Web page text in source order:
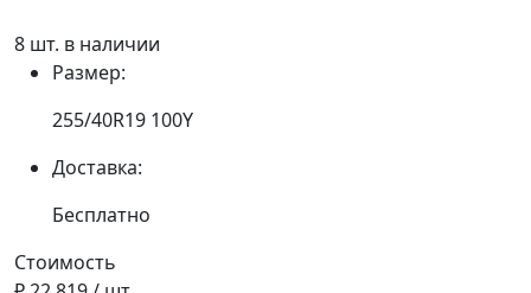
8 шт. в наличии
Размер:
255/40R19 100Y
Доставка:
Бесплатно
Стоимость